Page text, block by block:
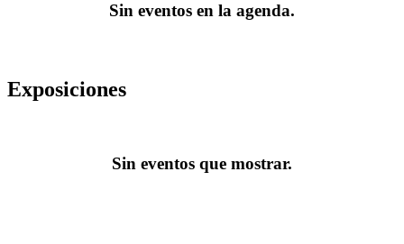
Sin eventos en la agenda.
Exposiciones
Sin eventos que mostrar.